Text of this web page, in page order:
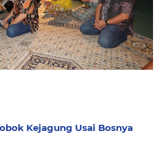
Kejagung Usai Bosnya